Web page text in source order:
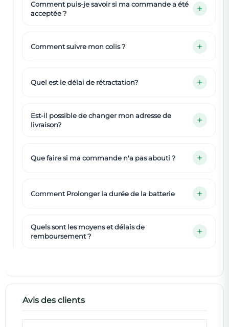
Comment puis-je savoir si ma commande a été
acceptée ?
Comment suivre mon colis ?
Quel est le délai de rétractation?
Est-il possible de changer mon adresse de
livraison?
Que faire si ma commande n'a pas abouti ?
Comment Prolonger la durée de la batterie
Quels sont les moyens et délais de
remboursement ?
Avis des clients